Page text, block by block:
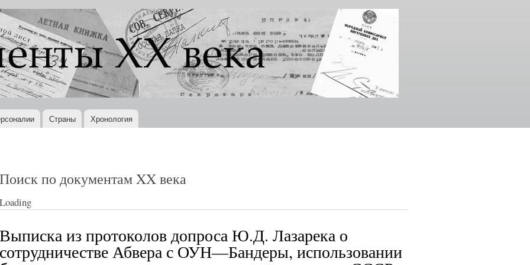
Перейти к
основному
содержанию
Страны Хронология
Поиск по документам XX века
Loading
Выписка из протоколов допроса Ю.Д. Лазарека о
сотрудничестве Абвера с ОУН—Бандеры, использовании